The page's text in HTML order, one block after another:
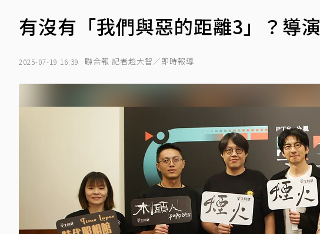
有沒有「我們與惡的距離3」？導
2025-07-19 16:39 聯合報 記者趙大智／即時報導